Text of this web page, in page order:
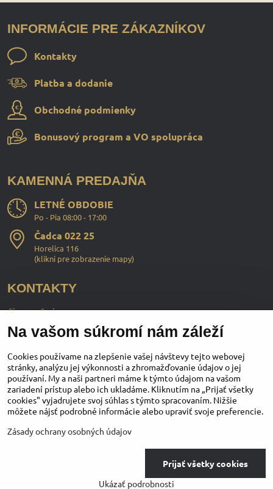
INFORMÁCIE PRE ZÁKAZNÍKOV
Kontakty
Platba a dodanie
Obchodné podmienky
Bonusový program a VO spolupráca
KAMENNÁ PREDAJŇA
LETNÉ OBDOBIE
Po - Pia 08:00 - 17:00
Čadca 022 25
Horelica 116
(klikni pre zobrazenie mapy)
KONTAKTY
ChopperStyle s.r.o.
Ing. Martin Murčo
+421 911 364 555
obchod​@chopperstyle​.sk
Instagram Facebook
Copyright
Zásady ochrany osobných údajov
Vytvorené pomocou:BiznisWeb.sk
Na vašom súkromí nám záleží
Cookies používame na zlepšenie vašej návštevy tejto webovej
stránky, analýzu jej výkonnosti a zhromažďovanie údajov o jej
používaní. My a naši partneri máme k týmto údajom na vašom
zariadení prístup alebo ich ukladáme. Kliknutím na „Prijať všetky
cookies" vyjadrujete svoj súhlas s týmto spracovaním. Nižšie
môžete nájsť podrobné informácie alebo upraviť svoje preferencie.
Zásady ochrany osobných údajov
Ukázať podrobnosti
Prijať všetky cookies